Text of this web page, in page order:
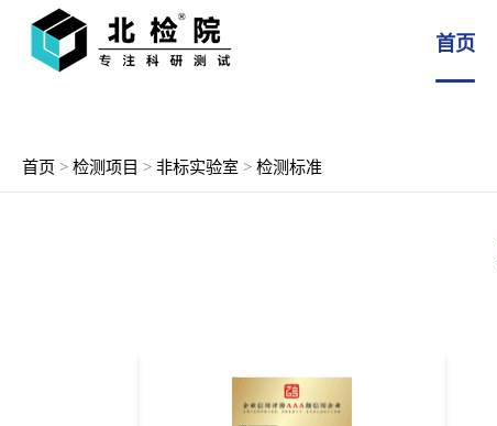
首页
首页 > 检测项目 > 非标实验室 > 检测标准